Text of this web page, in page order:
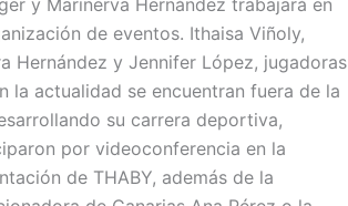
y Marinerva Hernández trabajará en
de eventos. Ithaisa Viñoly,
Hernández y Jennifer López, jugadoras
la actualidad se encuentran fuera de la
su carrera deportiva,
por videoconferencia en la
de THABY, además de la